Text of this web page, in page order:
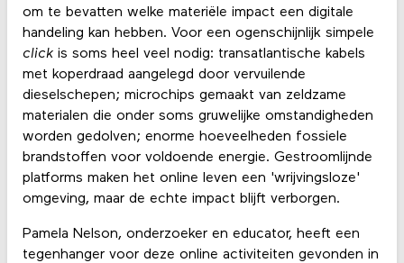
om te bevatten welke materiële impact een digitale
handeling kan hebben. Voor een ogenschijnlijk simpele
clickis soms heel veel nodig: transatlantische kabels
met koperdraad aangelegd door vervuilende
dieselschepen; microchips gemaakt van zeldzame
materialen die onder soms gruwelijke omstandigheden
worden gedolven; enorme hoeveelheden fossiele
brandstoffen voor voldoende energie. Gestroomlijnde
platforms maken het online leven een 'wrijvingsloze'
omgeving, maar de echte impact blijft verborgen.
Pamela Nelson, onderzoeker en educator, heeft een
tegenhanger voor deze online activiteiten gevonden in